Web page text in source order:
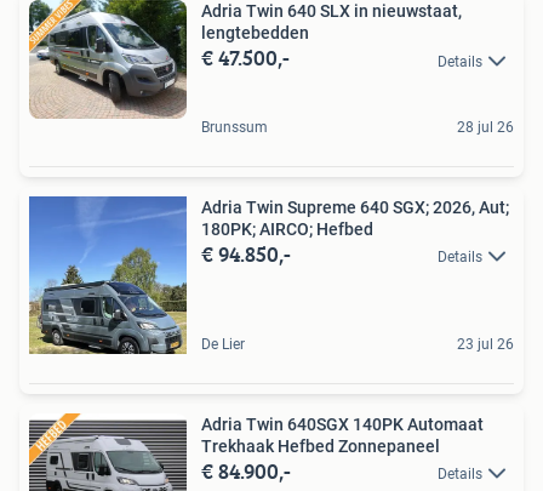
Adria Twin 640 SLX in nieuwstaat,
lengtebedden
€ 47.500,- Details
Brunssum 28 jul 26
Adria Twin Supreme 640 SGX; 2026, Aut;
180PK; AIRCO; Hefbed
€ 94.850,- Details
De Lier 23 jul 26
Adria Twin 640SGX 140PK Automaat
Trekhaak Hefbed Zonnepaneel
€ 84.900,- Details